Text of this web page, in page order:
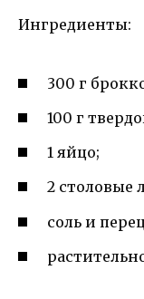
Ингредиенты:
300 г
100 г
1 яйцо;
2 столовые
соль и